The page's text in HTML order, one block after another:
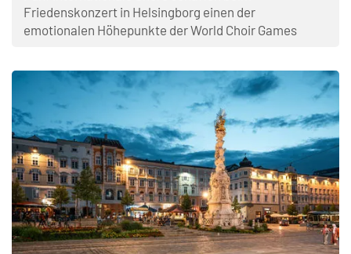
Friedenskonzert in Helsingborg einen der
emotionalen Höhepunkte der World Choir Games